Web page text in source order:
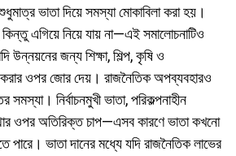
ভাতা দিয়ে সমস্যা মোকাবিলা করা হয়।
কিন্তু এগিয়ে নিয়ে যায় না—এই সমালোচনাটিও
উন্নয়নের জন্য শিক্ষা, শিল্প, কৃষি ও
করার ওপর জোর দেয়। রাজনৈতিক অপব্যবহারও
নির্বাচনমুখী ভাতা, পরিকল্পনাহীন
ওপর অতিরিক্ত চাপ—এসব কারণে ভাতা কখনো
পারে। ভাতা দানের মধ্যে যদি রাজনৈতিক লাভের